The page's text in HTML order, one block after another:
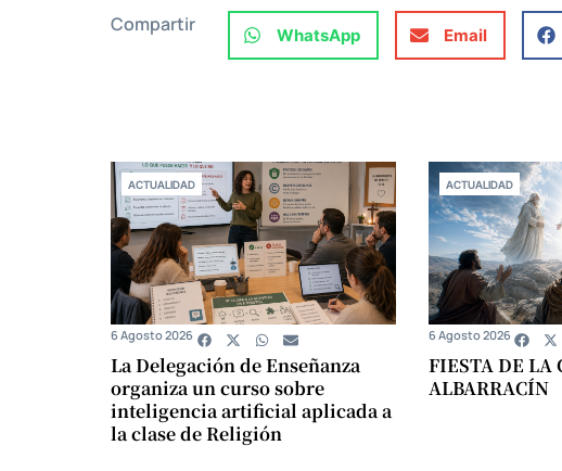
Compartir WhatsApp Email
ACTUALIDAD
La Delegación de Enseñanza
organiza un curso sobre
inteligencia artificial aplicada a
la clase de Religión
6 Agosto 2026
ACTUALIDAD
FIESTA DE LA
ALBARRACÍN
6 Agosto 2026